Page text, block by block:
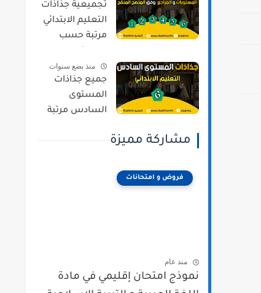
تجميعية جذاذات
التعليم الابتدائي
مرتبة حسب
المراجع وفق
المنهج المنقح
منذ بضع سنوات
جميع جذاذات
المستوى
السادس مرتبة
مشاركة مميزة
فروض و امتحانات
منذ عام
نموذج امتحان إقليمي في مادة